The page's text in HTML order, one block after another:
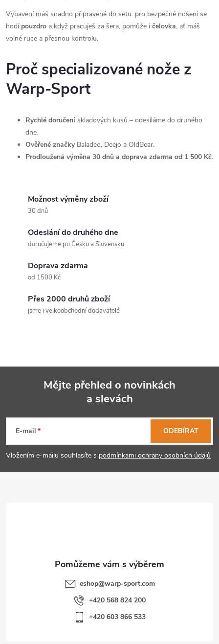
Vybavení máš snadno připravené do setu: pro bezpečné nošení se
hodí pouzdro a když pracuješ za šera, pomůže i čelovka, ať máš
volné ruce a přesnou kontrolu.
Proč specializované nože z
Warp-Sport
Rychlé doručení skladových kusů – odesíláme do druhého
dne.
Ověřené značkyBaladeo, Deejo a OldBear.
Prodloužená výměna 30 dnů a doprava zdarma od 1 500 Kč.
Možnost výměny zboží
30 dnů
Odeslání do druhého dne
doručujeme po Česku a Slovensku
Doprava zdarma
od 1500 Kč
Přes 2000 druhů zboží
jsme i velkoobchodní dodavatelé
p
a
Mějte přehled o novinkách
a slevách
E-mail
Vložením e-mailu souhlasíte s podmínkami ochrany osobních údajů
ODEBÍRAT
eshop@warp-sport.com
+420 568 824 200
+420 603 866 533